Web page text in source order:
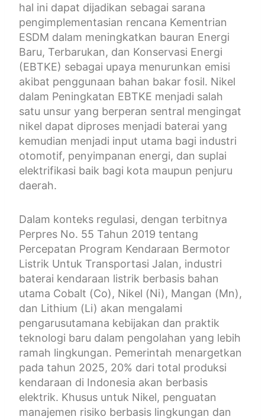
hal ini dapat dijadikan sebagai sarana
pengimplementasian rencana Kementrian
ESDM dalam meningkatkan bauran Energi
Baru, Terbarukan, dan Konservasi Energi
(EBTKE) sebagai upaya menurunkan emisi
akibat penggunaan bahan bakar fosil. Nikel
dalam Peningkatan EBTKE menjadi salah
satu unsur yang berperan sentral mengingat
nikel dapat diproses menjadi baterai yang
kemudian menjadi input utama bagi industri
otomotif, penyimpanan energi, dan suplai
elektrifikasi baik bagi kota maupun penjuru
daerah.
Dalam konteks regulasi, dengan terbitnya
Perpres No. 55 Tahun 2019 tentang
Percepatan Program Kendaraan Bermotor
Listrik Untuk Transportasi Jalan, industri
baterai kendaraan listrik berbasis bahan
utama Cobalt (Co), Nikel (Ni), Mangan (Mn),
dan Lithium (Li) akan mengalami
pengarusutamana kebijakan dan praktik
teknologi baru dalam pengolahan yang lebih
ramah lingkungan. Pemerintah menargetkan
pada tahun 2025, 20% dari total produksi
kendaraan di Indonesia akan berbasis
elektrik. Khusus untuk Nikel, penguatan
manajemen risiko berbasis lingkungan dan